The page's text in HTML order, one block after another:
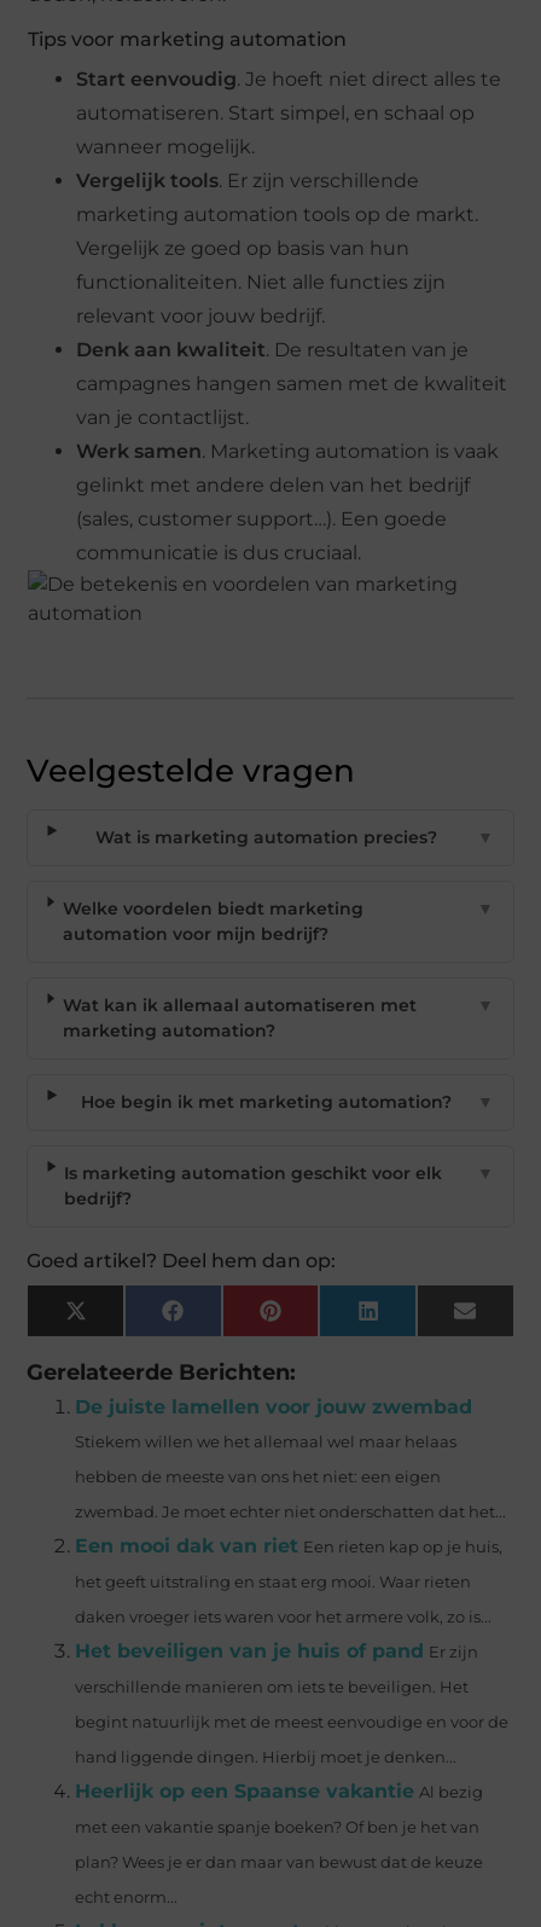
Tips voor marketing automation
Start eenvoudig. Je hoeft niet direct alles te
automatiseren. Start simpel, en schaal op
wanneer mogelijk.
Vergelijk tools. Er zijn verschillende
marketing automation tools op de markt.
Vergelijk ze goed op basis van hun
functionaliteiten. Niet alle functies zijn
relevant voor jouw bedrijf.
Denk aan kwaliteit. De resultaten van je
campagnes hangen samen met de kwaliteit
van je contactlijst.
Werk samen. Marketing automation is vaak
gelinkt met andere delen van het bedrijf
(sales, customer support…). Een goede
communicatie is dus cruciaal.
Veelgestelde vragen
Wat is marketing automation precies? ▼
Welke voordelen biedt marketing
automation voor mijn bedrijf?
▼
Wat kan ik allemaal automatiseren met
marketing automation?
▼
Hoe begin ik met marketing automation? ▼
Is marketing automation geschikt voor elk
bedrijf?
▼
Goed artikel? Deel hem dan op:
X
(Twitter)
Facebook Pinterest LinkedIn Email
Gerelateerde Berichten:
De juiste lamellen voor jouw zwembad
Stiekem willen we het allemaal wel maar helaas
hebben de meeste van ons het niet: een eigen
zwembad. Je moet echter niet onderschatten dat het...
Een mooi dak van riet Een rieten kap op je huis,
het geeft uitstraling en staat erg mooi. Waar rieten
daken vroeger iets waren voor het armere volk, zo is...
Het beveiligen van je huis of pand Er zijn
verschillende manieren om iets te beveiligen. Het
begint natuurlijk met de meest eenvoudige en voor de
hand liggende dingen. Hierbij moet je denken...
Heerlijk op een Spaanse vakantie Al bezig
met een vakantie spanje boeken? Of ben je het van
plan? Wees je er dan maar van bewust dat de keuze
echt enorm...